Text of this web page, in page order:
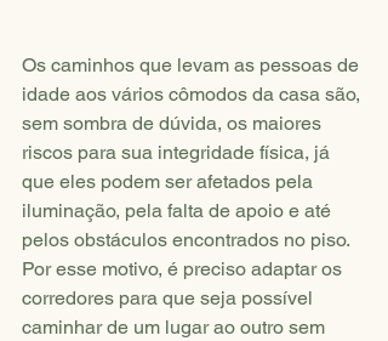
Os caminhos que levam as pessoas de
idade aos vários cômodos da casa são,
sem sombra de dúvida, os maiores
riscos para sua integridade física, já
que eles podem ser afetados pela
iluminação, pela falta de apoio e até
pelos obstáculos encontrados no piso.
Por esse motivo, é preciso adaptar os
corredores para que seja possível
caminhar de um lugar ao outro sem